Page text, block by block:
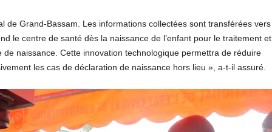
de Grand-Bassam. Les informations collectées sont transférées vers
le centre de santé dès la naissance de l’enfant pour le traitement et
de naissance. Cette innovation technologique permettra de réduire
les cas de déclaration de naissance hors lieu », a-t-il assuré.